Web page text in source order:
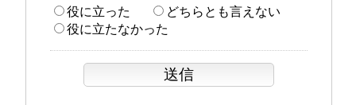
役に立った
どちらとも言えない
役に立たなかった